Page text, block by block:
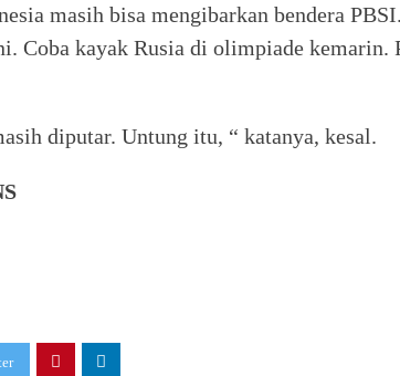
masih bisa mengibarkan bendera
Coba kayak Rusia di olimpiade kemarin.
diputar. Untung itu, “ katanya, kesal.